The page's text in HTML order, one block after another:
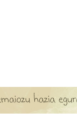
hazia